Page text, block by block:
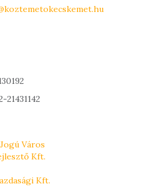
21431142
Város
Kft.
Kft.